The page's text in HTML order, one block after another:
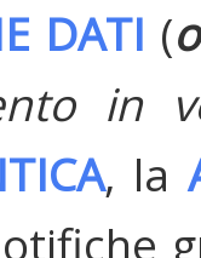
DATI (
in
, la